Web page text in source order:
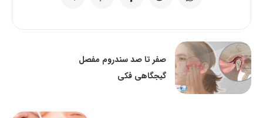
صفر تا صد سندروم مفصل
گیجگاهی فکی